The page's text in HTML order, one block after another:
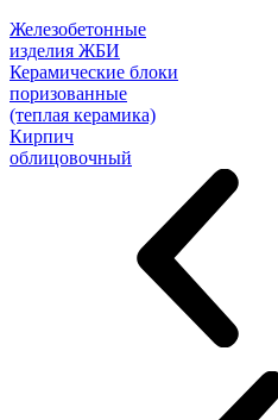
Железобетонные
изделия ЖБИ
Керамические блоки
поризованные
(теплая керамика)
Кирпич
облицовочный